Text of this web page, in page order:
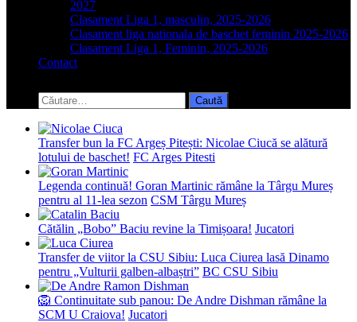
2027
Clasament Liga 1, masculin, 2025-2026
Clasament liga nationala de baschet feminin 2025-2026
Clasament Liga 1, Feminin, 2025-2026
Contact
search
form
Caută
după:
Transfer bun la FC Argeș Pitești: Nicolae Ciucă se alătură
lotului de baschet! FC Arges Pitesti
Legenda continuă! Goran Martinic rămâne la Târgu Mureș
pentru al 11-lea sezon CSM Târgu Mureș
Cătălin „Bobo” Baciu revine la Timișoara! Jucatori
Transfer de viitor la CSU Sibiu: Luca Ciurea lasă Dinamo
pentru „Vulturii galben-albaștri” BC CSU Sibiu
🦁 Continuitate sub panou: De Andre Dishman rămâne la
SCM U Craiova! Jucatori